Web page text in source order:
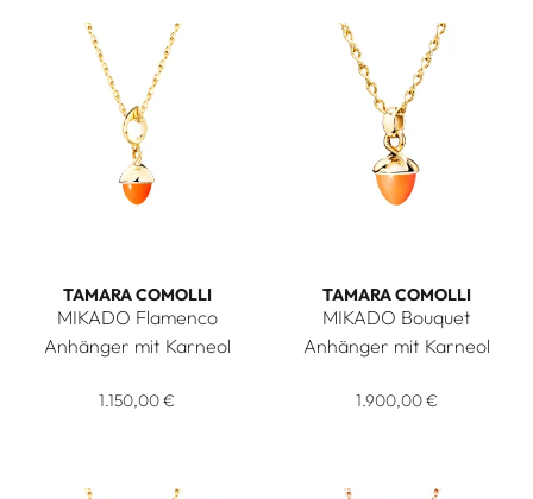
TAMARA COMOLLI
MIKADO Flamenco
Anhänger mit Karneol
1.150,00 €
TAMARA COMOLLI
MIKADO Bouquet
Anhänger mit Karneol
1.900,00 €